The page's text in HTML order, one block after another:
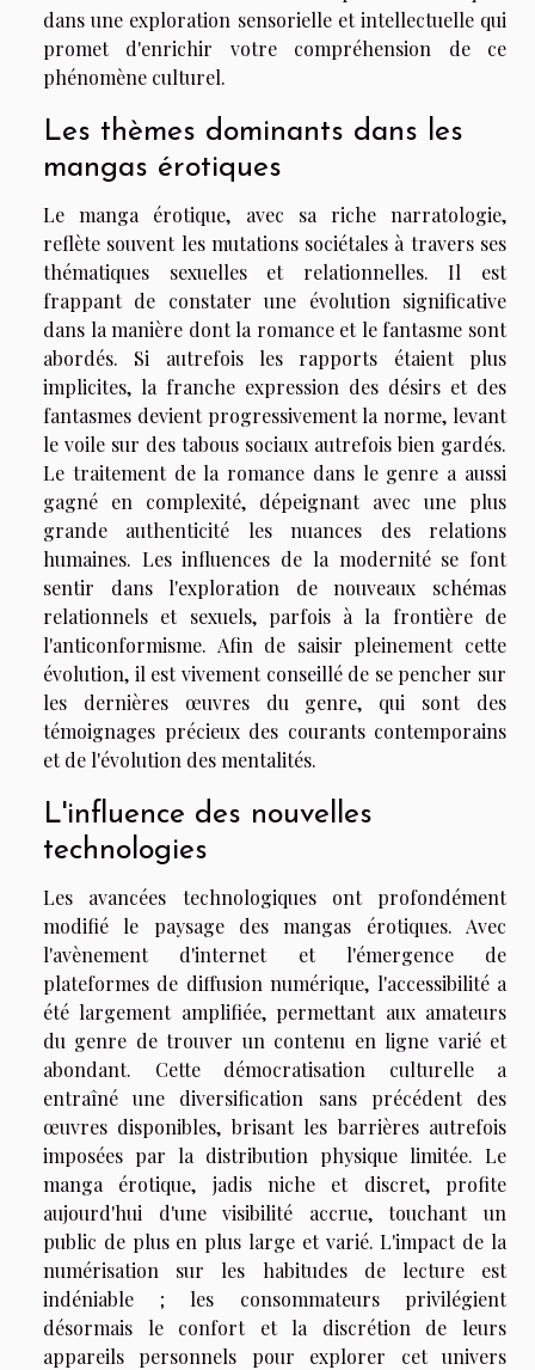
dans une exploration sensorielle et intellectuelle qui
promet d'enrichir votre compréhension de ce
phénomène culturel.
Les thèmes dominants dans les
mangas érotiques
Le manga érotique, avec sa riche narratologie,
reflète souvent les mutations sociétales à travers ses
thématiques sexuelles et relationnelles. Il est
frappant de constater une évolution significative
dans la manière dont la romance et le fantasme sont
abordés. Si autrefois les rapports étaient plus
implicites, la franche expression des désirs et des
fantasmes devient progressivement la norme, levant
le voile sur des tabous sociaux autrefois bien gardés.
Le traitement de la romance dans le genre a aussi
gagné en complexité, dépeignant avec une plus
grande authenticité les nuances des relations
humaines. Les influences de la modernité se font
sentir dans l'exploration de nouveaux schémas
relationnels et sexuels, parfois à la frontière de
l'anticonformisme. Afin de saisir pleinement cette
évolution, il est vivement conseillé de se pencher sur
les dernières œuvres du genre, qui sont des
témoignages précieux des courants contemporains
et de l'évolution des mentalités.
L'influence des nouvelles
technologies
Les avancées technologiques ont profondément
modifié le paysage des mangas érotiques. Avec
l'avènement d'internet et l'émergence de
plateformes de diffusion numérique, l'accessibilité a
été largement amplifiée, permettant aux amateurs
du genre de trouver un contenu en ligne varié et
abondant. Cette démocratisation culturelle a
entraîné une diversification sans précédent des
œuvres disponibles, brisant les barrières autrefois
imposées par la distribution physique limitée. Le
manga érotique, jadis niche et discret, profite
aujourd'hui d'une visibilité accrue, touchant un
public de plus en plus large et varié. L'impact de la
numérisation sur les habitudes de lecture est
indéniable ; les consommateurs privilégient
désormais le confort et la discrétion de leurs
appareils personnels pour explorer cet univers